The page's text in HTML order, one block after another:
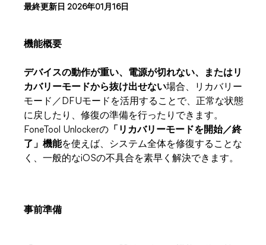
最終更新日 2026年01月16日
機能概要
デバイスの動作が重い、電源が切れない、またはリ
カバリーモードから抜け出せない場合、リカバリー
モード／DFUモードを活用することで、正常な状態
に戻したり、修復の準備を行ったりできます。
FoneTool Unlockerの 「リカバリーモードを開始／終
了」機能を使えば、システム全体を修復することな
く、一般的なiOSの不具合を素早く解決できます。
事前準備